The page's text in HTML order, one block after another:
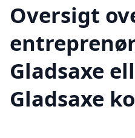
Oversigt
Gladsaxe
Gladsaxe